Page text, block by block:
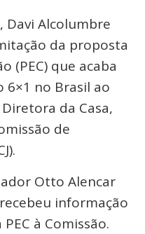
Davi Alcolumbre
da proposta
(PEC) que acaba
6×1 no Brasil ao
da Casa,
de
Otto Alencar
informação
à Comissão.